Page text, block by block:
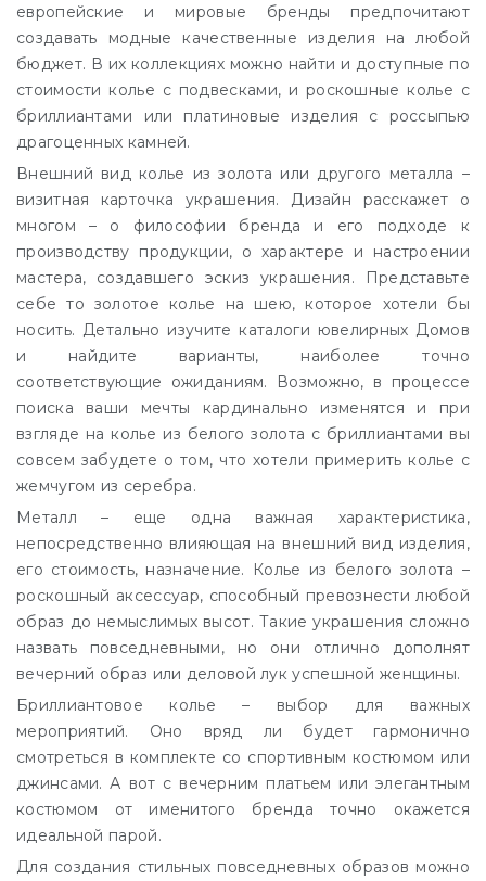
европейские и мировые бренды предпочитают
создавать модные качественные изделия на любой
бюджет. В их коллекциях можно найти и доступные по
стоимости колье с подвесками, и роскошные колье с
бриллиантами или платиновые изделия с россыпью
драгоценных камней.
Внешний вид колье из золота или другого металла –
визитная карточка украшения. Дизайн расскажет о
многом – о философии бренда и его подходе к
производству продукции, о характере и настроении
мастера, создавшего эскиз украшения. Представьте
себе то золотое колье на шею, которое хотели бы
носить. Детально изучите каталоги ювелирных Домов
и найдите варианты, наиболее точно
соответствующие ожиданиям. Возможно, в процессе
поиска ваши мечты кардинально изменятся и при
взгляде на колье из белого золота с бриллиантами вы
совсем забудете о том, что хотели примерить колье с
жемчугом из серебра.
Металл – еще одна важная характеристика,
непосредственно влияющая на внешний вид изделия,
его стоимость, назначение. Колье из белого золота –
роскошный аксессуар, способный превознести любой
образ до немыслимых высот. Такие украшения сложно
назвать повседневными, но они отлично дополнят
вечерний образ или деловой лук успешной женщины.
Бриллиантовое колье – выбор для важных
мероприятий. Оно вряд ли будет гармонично
смотреться в комплекте со спортивным костюмом или
джинсами. А вот с вечерним платьем или элегантным
костюмом от именитого бренда точно окажется
идеальной парой.
Для создания стильных повседневных образов можно